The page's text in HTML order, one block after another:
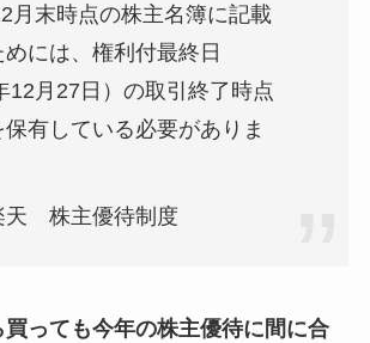
月末時点の株主名簿に記載
めには、権利付最終日
12月27日）の取引終了時点
有している必要がありま
天 株主優待制度
買っても今年の株主優待に間に合